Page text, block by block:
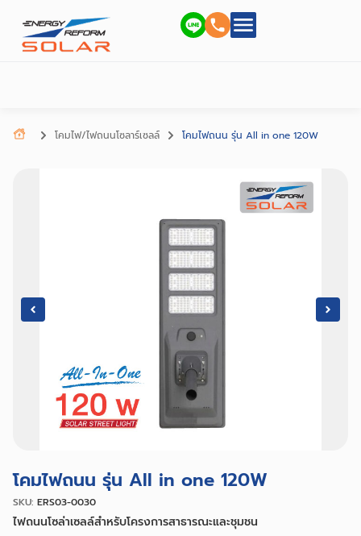
โคมไฟ/ไฟถนนโซลาร์เซลล์ โคมไฟถนน รุ่น All in one 120W
โคมไฟถนน รุ่น All in one 120W
SKU: ERS03-0030
ไฟถนนโซล่าเซลล์สำหรับโครงการสาธารณะและชุมชน